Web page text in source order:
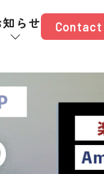
らせ Contact